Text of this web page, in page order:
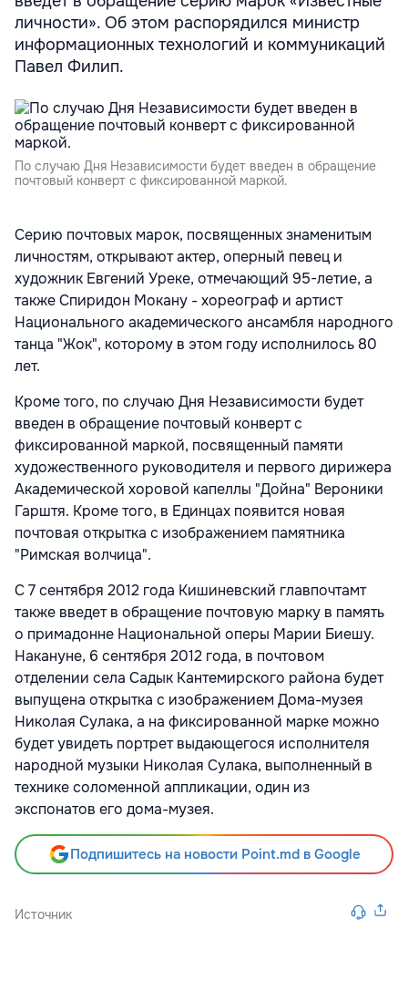
личности». Об этом распорядился министр
информационных технологий и коммуникаций
Павел Филип.
По случаю Дня Независимости будет введен в обращение
почтовый конверт с фиксированной маркой.
Серию почтовых марок, посвященных знаменитым
личностям, открывают актер, оперный певец и
художник Евгений Уреке, отмечающий 95-летие, а
также Спиридон Мокану - хореограф и артист
Национального академического ансамбля народного
танца "Жок", которому в этом году исполнилось 80
лет.
Кроме того, по случаю Дня Независимости будет
введен в обращение почтовый конверт с
фиксированной маркой, посвященный памяти
художественного руководителя и первого дирижера
Академической хоровой капеллы "Дойна" Вероники
Гарштя. Кроме того, в Единцах появится новая
почтовая открытка с изображением памятника
"Римская волчица".
С 7 сентября 2012 года Кишиневский главпочтамт
также введет в обращение почтовую марку в память
о примадонне Национальной оперы Марии Биешу.
Накануне, 6 сентября 2012 года, в почтовом
отделении села Садык Кантемирского района будет
выпущена открытка с изображением Дома-музея
Николая Сулака, а на фиксированной марке можно
будет увидеть портрет выдающегося исполнителя
народной музыки Николая Сулака, выполненный в
технике соломенной аппликации, один из
экспонатов его дома-музея.
Подпишитесь на новости Point.md в Google
Источник